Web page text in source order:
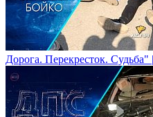
Дорога. Перекресток.